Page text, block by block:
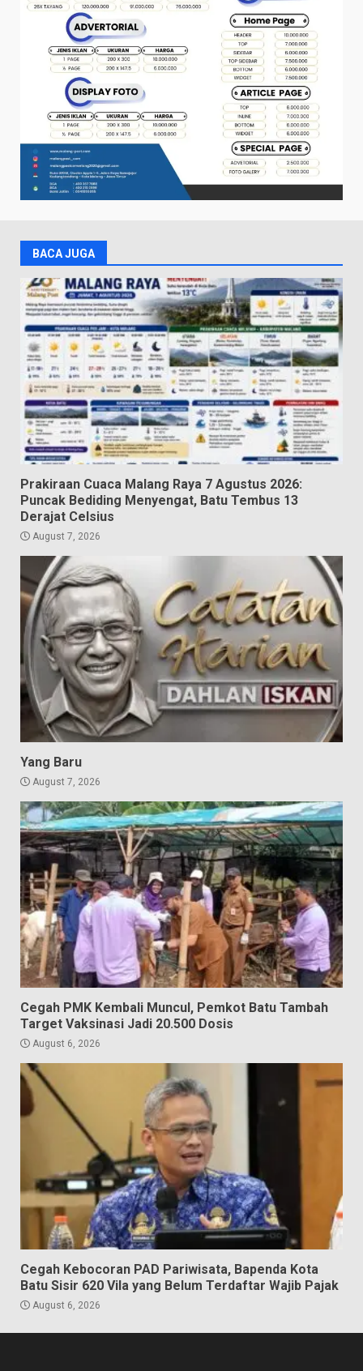
BACA JUGA
Prakiraan Cuaca Malang Raya 7 Agustus 2026:
Puncak Bediding Menyengat, Batu Tembus 13
Derajat Celsius
August 7, 2026
Yang Baru
August 7, 2026
Cegah PMK Kembali Muncul, Pemkot Batu Tambah
Target Vaksinasi Jadi 20.500 Dosis
August 6, 2026
Cegah Kebocoran PAD Pariwisata, Bapenda Kota
Batu Sisir 620 Vila yang Belum Terdaftar Wajib Pajak
August 6, 2026